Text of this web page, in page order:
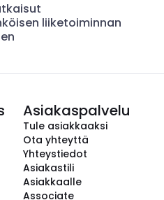
liiketoiminnan
Asiakaspalvelu
Tule asiakkaaksi
Ota yhteyttä
Yhteystiedot
Asiakastili
Asiakkaalle
Associate